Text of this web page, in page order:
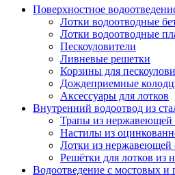
Поверхностное
Лотки водоотводные
Лотки водоотводные
Пескоуловители
Ливневые решетки
Корзины для
Дождеприемные
Аксессуары для лотков
Внутренний водоотвод из
Трапы из нержавеющей
Настилы из
Лотки из нержавеющей
Решётки для лотков из
Водоотведение с мостовых